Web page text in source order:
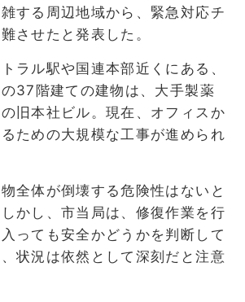
する周辺地域から、緊急対応チ
させたと発表した。
ラル駅や国連本部近くにある、
37階建ての建物は、大手製薬
旧本社ビル。現在、オフィスか
ための大規模な工事が進められ
全体が倒壊する危険性はないと
かし、市当局は、修復作業を行
っても安全かどうかを判断して
状況は依然として深刻だと注意